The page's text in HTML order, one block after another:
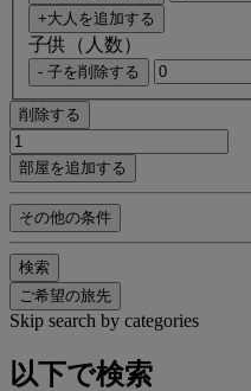
+大人を追加する
子供（人数）
- 子を削除する
削除する
部屋を追加する
その他の条件
検索
ご希望の旅先
Skip search by categories
以下で検索